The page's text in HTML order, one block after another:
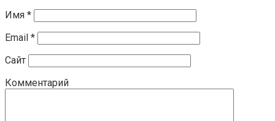
Имя *
Email *
Сайт
Комментарий